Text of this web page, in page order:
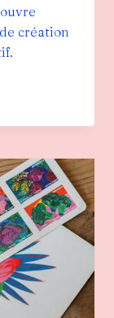
création